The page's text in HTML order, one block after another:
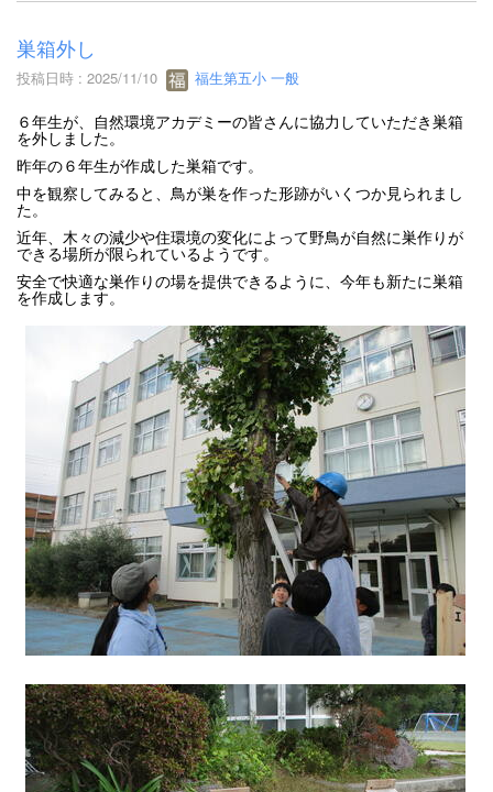
巣箱外し
投稿日時 : 2025/11/10 福生第五小 一般
６年生が、自然環境アカデミーの皆さんに協力していただき巣箱
を外しました。
昨年の６年生が作成した巣箱です。
中を観察してみると、鳥が巣を作った形跡がいくつか見られまし
た。
近年、木々の減少や住環境の変化によって野鳥が自然に巣作りが
できる場所が限られているようです。
安全で快適な巣作りの場を提供できるように、今年も新たに巣箱
を作成します。